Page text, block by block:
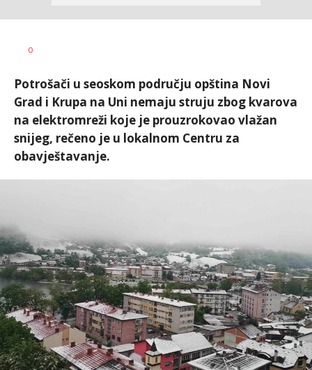
AUTOR
0
Potrošači u seoskom području opština Novi
Grad i Krupa na Uni nemaju struju zbog kvarova
na elektromreži koje je prouzrokovao vlažan
snijeg, rečeno je u lokalnom Centru za
obavještavanje.